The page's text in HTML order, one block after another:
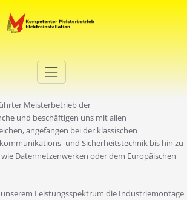
Meisterbetrieb der
und beschäftigen uns mit allen
angefangen bei der klassischen
und Sicherheitstechnik bis hin zu
Datennetzenwerken oder dem Europäischen
Leistungsspektrum die Industriemontage